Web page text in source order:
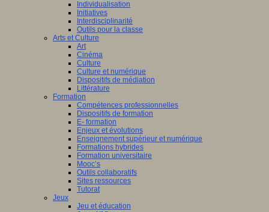
Individualisation
Initiatives
Interdisciplinarité
Outils pour la classe
Arts et Culture
Art
Cinéma
Culture
Culture et numérique
Dispositifs de médiation
Littérature
Formation
Compétences professionnelles
Dispositifs de formation
E- formation
Enjeux et évolutions
Enseignement supérieur et numérique
Formations hybrides
Formation universitaire
Mooc’s
Outils collaboratifs
Sites ressources
Tutorat
Jeux
Jeu et éducation